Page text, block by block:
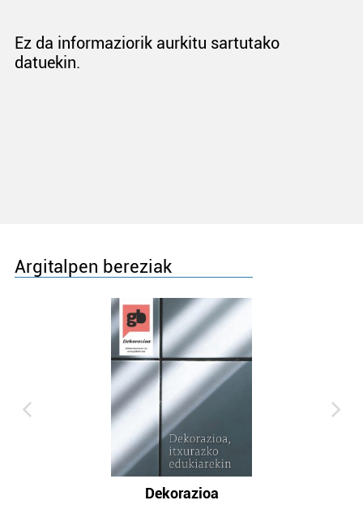
Ez da informaziorik aurkitu sartutako
datuekin.
Argitalpen bereziak
Dekorazioa